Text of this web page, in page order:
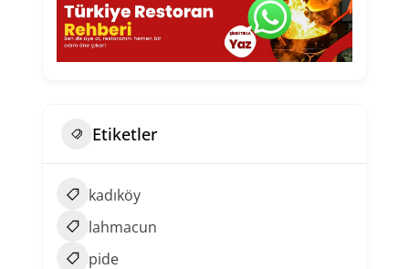
Etiketler
kadıköy
lahmacun
pide